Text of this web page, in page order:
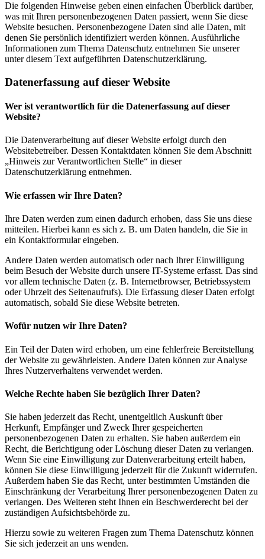
Die folgenden Hinweise geben einen einfachen Überblick darüber,
was mit Ihren personenbezogenen Daten passiert, wenn Sie diese
Website besuchen. Personenbezogene Daten sind alle Daten, mit
denen Sie persönlich identifiziert werden können. Ausführliche
Informationen zum Thema Datenschutz entnehmen Sie unserer
unter diesem Text aufgeführten Datenschutzerklärung.
Datenerfassung auf dieser Website
Wer ist verantwortlich für die Datenerfassung auf dieser
Website?
Die Datenverarbeitung auf dieser Website erfolgt durch den
Websitebetreiber. Dessen Kontaktdaten können Sie dem Abschnitt
„Hinweis zur Verantwortlichen Stelle“ in dieser
Datenschutzerklärung entnehmen.
Wie erfassen wir Ihre Daten?
Ihre Daten werden zum einen dadurch erhoben, dass Sie uns diese
mitteilen. Hierbei kann es sich z. B. um Daten handeln, die Sie in
ein Kontaktformular eingeben.
Andere Daten werden automatisch oder nach Ihrer Einwilligung
beim Besuch der Website durch unsere IT-Systeme erfasst. Das sind
vor allem technische Daten (z. B. Internetbrowser, Betriebssystem
oder Uhrzeit des Seitenaufrufs). Die Erfassung dieser Daten erfolgt
automatisch, sobald Sie diese Website betreten.
Wofür nutzen wir Ihre Daten?
Ein Teil der Daten wird erhoben, um eine fehlerfreie Bereitstellung
der Website zu gewährleisten. Andere Daten können zur Analyse
Ihres Nutzerverhaltens verwendet werden.
Welche Rechte haben Sie bezüglich Ihrer Daten?
Sie haben jederzeit das Recht, unentgeltlich Auskunft über
Herkunft, Empfänger und Zweck Ihrer gespeicherten
personenbezogenen Daten zu erhalten. Sie haben außerdem ein
Recht, die Berichtigung oder Löschung dieser Daten zu verlangen.
Wenn Sie eine Einwilligung zur Datenverarbeitung erteilt haben,
können Sie diese Einwilligung jederzeit für die Zukunft widerrufen.
Außerdem haben Sie das Recht, unter bestimmten Umständen die
Einschränkung der Verarbeitung Ihrer personenbezogenen Daten zu
verlangen. Des Weiteren steht Ihnen ein Beschwerderecht bei der
zuständigen Aufsichtsbehörde zu.
Hierzu sowie zu weiteren Fragen zum Thema Datenschutz können
Sie sich jederzeit an uns wenden.